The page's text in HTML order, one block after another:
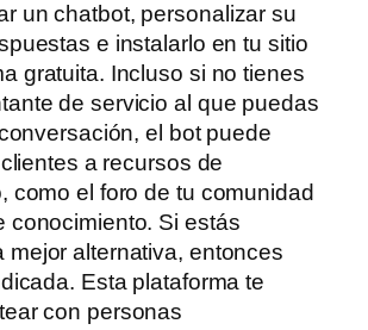
un chatbot, personalizar su
e instalarlo en tu sitio
gratuita. Incluso si no tienes
de servicio al que puedas
el bot puede
a recursos de
como el foro de tu comunidad
conocimiento. Si estás
mejor alternativa, entonces
Esta plataforma te
con personas